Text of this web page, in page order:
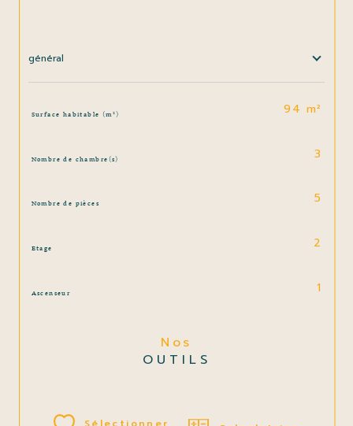
général
Surface habitable (m²) 94 m²
Nombre de chambre(s) 3
Nombre de pièces 5
Etage 2
Ascenseur 1
Nos
OUTILS